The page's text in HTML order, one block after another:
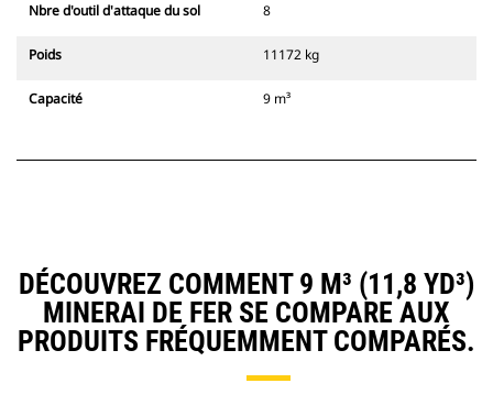
Nbre d'outil d'attaque du sol 8
Poids 11172 kg
Capacité 9 m³
DÉCOUVREZ COMMENT 9 M³ (11,8 YD³)
MINERAI DE FER SE COMPARE AUX
PRODUITS FRÉQUEMMENT COMPARÉS.